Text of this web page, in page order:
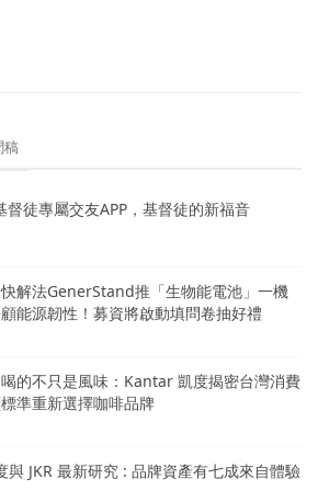
稿
督徒專屬交友APP，基督徒的新福音
解法GenerStand推「生物能電池」一機
能源韌性！募資將啟動填問卷抽好禮
的不只是風味：Kantar 凱度揭密台灣消費
準重新選擇咖啡品牌
與 JKR 最新研究 : 品牌資產有七成來自體驗